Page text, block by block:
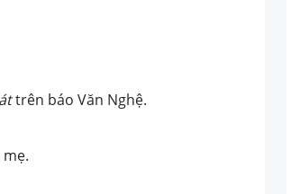
trên báo Văn Nghệ.